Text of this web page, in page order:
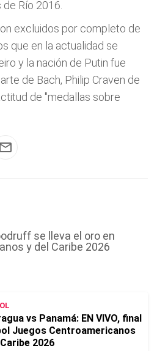
Río 2016.
excluidos por completo de
que en la actualidad se
y la nación de Putin fue
de Bach, Philip Craven de
de "medallas sobre
se lleva el oro en
y del Caribe 2026
vs Panamá: EN VIVO, final
Juegos Centroamericanos
2026